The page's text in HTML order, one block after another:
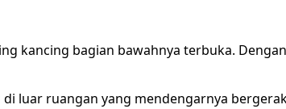
kancing bagian bawahnya terbuka.
luar ruangan yang mendengarnya